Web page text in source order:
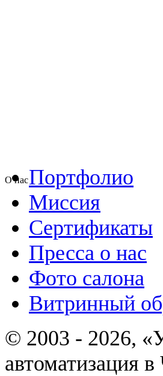
О насПортфолио
Миссия
Сертификаты
Пресса о нас
Фото салона
Витринный
© 2003 - 2026,
автоматизация